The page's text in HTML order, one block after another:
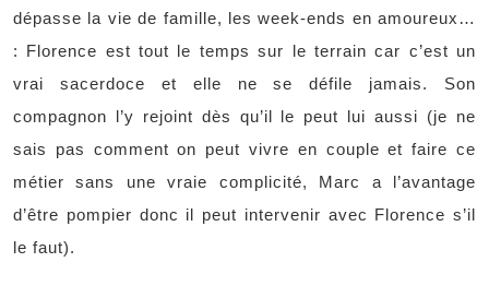
dépasse la vie de famille, les week-ends en amoureux…
: Florence est tout le temps sur le terrain car c’est un
vrai sacerdoce et elle ne se défile jamais. Son
compagnon l’y rejoint dès qu’il le peut lui aussi (je ne
sais pas comment on peut vivre en couple et faire ce
métier sans une vraie complicité, Marc a l’avantage
d’être pompier donc il peut intervenir avec Florence s’il
le faut).